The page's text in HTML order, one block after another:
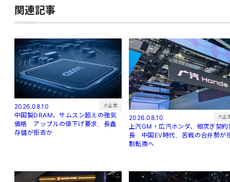
関連記事
2026.08.10 大企業
中国製DRAM、サムスン超えの強気
価格 アップルの値下げ要求、長鑫
存儲が拒否か
2026.08.10 大企
上汽GM・広汽ホンダ、相次ぎ契約
長 中国EV時代、苦戦の合弁勢が
割転換へ